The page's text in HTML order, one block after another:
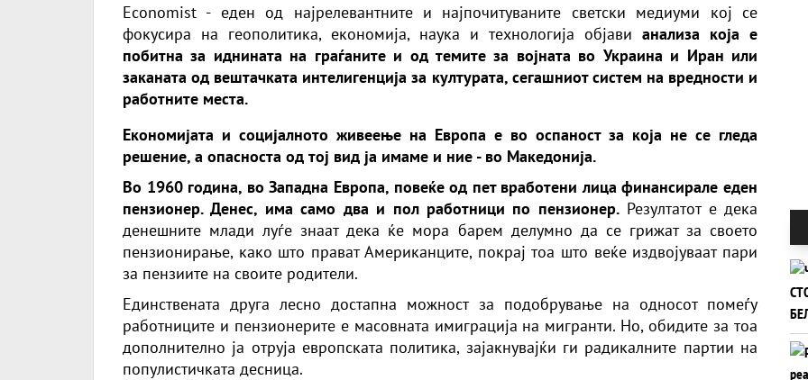
Economist - еден од најрелевантните и најпочитуваните светски медиуми кој се
фокусира на геополитика, економија, наука и технологија објави анализа која е
побитна за иднината на граѓаните и од темите за војната во Украина и Иран или
заканата од вештачката интелигенција за културата, сегашниот систем на вредности и
работните места.
Економијата и социјалното живеење на Европа е во оспаност за која не се гледа
решение, а опасноста од тој вид ја имаме и ние - во Македонија.
Во 1960 година, во Западна Европа, повеќе од пет вработени лица финансирале еден
пензионер. Денес, има само два и пол работници по пензионер.Резултатот е дека
денешните млади луѓе знаат дека ќе мора барем делумно да се грижат за своето
пензионирање, како што прават Американците, покрај тоа што веќе издвојуваат пари
за пензиите на своите родители.
Единствената друга лесно достапна можност за подобрување на односот помеѓу
работниците и пензионерите е масовната имиграција на мигранти. Но, обидите за тоа
дополнително ја отруја европската политика, зајакнувајќи ги радикалните партии на
популистичката десница.